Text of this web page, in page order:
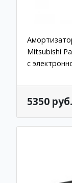
Mitsubishi
с
5350 руб.